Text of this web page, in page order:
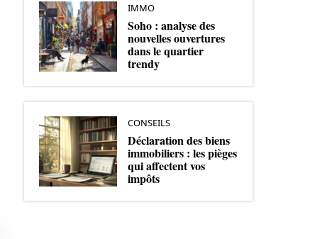
IMMO
Soho : analyse des
nouvelles ouvertures
dans le quartier
trendy
CONSEILS
Déclaration des biens
immobiliers : les pièges
qui affectent vos
impôts